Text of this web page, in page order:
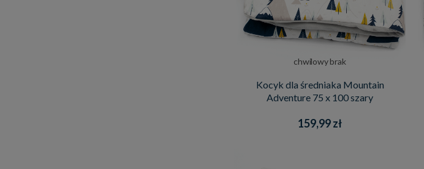
chwilowy brak
Kocyk dla średniaka Mountain
Adventure 75 x 100 szary
159,99 zł